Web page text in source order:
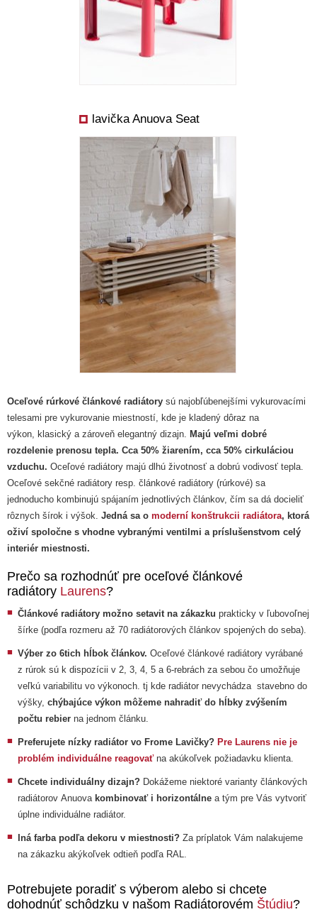
Výkon od:
lavička Anuova Seat
Rozmery:
Cena od:
Výkon od:
Oceľové rúrkové článkové radiátory sú najobľúbenejšími vykurovacími
telesami pre vykurovanie miestností, kde je kladený dôraz na
výkon, klasický a zároveň elegantný dizajn. Majú veľmi dobré
rozdelenie prenosu tepla. Cca 50% žiarením, cca 50% cirkuláciou
vzduchu. Oceľové radiátory majú dlhú životnosť a dobrú vodivosť tepla.
Oceľové sekčné radiátory resp. článkové radiátory (rúrkové) sa
jednoducho kombinujú spájaním jednotlivých článkov, čím sa dá docieliť
rôznych šírok i výšok. Jedná sa o moderní konštrukcii radiátora, ktorá
oživí spoločne s vhodne vybranými ventilmi a príslušenstvom celý
interiér miestnosti.
Prečo sa rozhodnúť pre oceľové článkové
radiátory Laurens?
Článkové radiátory možno setavit na zákazku prakticky v ľubovoľnej
šírke (podľa rozmeru až 70 radiátorových článkov spojených do seba).
Výber zo 6tich hĺbok článkov. Oceľové článkové radiátory vyrábané
z rúrok sú k dispozícii v 2, 3, 4, 5 a 6-rebrách za sebou čo umožňuje
veľkú variabilitu vo výkonoch. tj kde radiátor nevychádza stavebno do
výšky, chýbajúce výkon môžeme nahradiť do hĺbky zvýšením
počtu rebier na jednom článku.
Preferujete nízky radiátor vo Frome Lavičky? Pre Laurens nie je
problém individuálne reagovaťna akúkoľvek požiadavku klienta.
Chcete individuálny dizajn? Dokážeme niektoré varianty článkových
radiátorov Anuova kombinovať i horizontálne a tým pre Vás vytvoriť
úplne individuálne radiátor.
Iná farba podľa dekoru v miestnosti? Za príplatok Vám nalakujeme
na zákazku akýkoľvek odtieň podľa RAL.
Potrebujete poradiť s výberom alebo si chcete
dohodnúť schôdzku v našom Radiátorovém Štúdiu?